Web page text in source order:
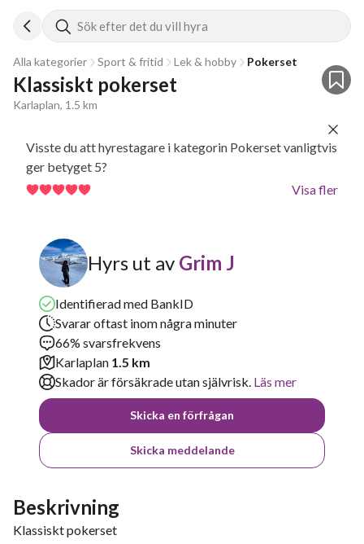
Sök efter det du vill hyra
Alla kategorier Sport & fritid Lek & hobby Pokerset
Klassiskt pokerset
Karlaplan, 1.5 km
Visste du att hyrestagare i kategorin Pokerset vanligtvis
ger betyget 5?
Visa fler
Hyrs ut av Grim J
Identifierad med BankID
Svarar oftast inom några minuter
66% svarsfrekvens
Karlaplan 1.5 km
Skador är försäkrade utan självrisk. Läs mer
Skicka en förfrågan
Skicka meddelande
Beskrivning
Klassiskt pokerset